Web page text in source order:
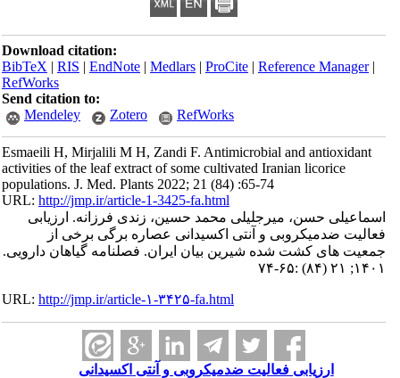
Download citation:
BibTeX|RIS|EndNote|Medlars|ProCite|Reference Manager
RefWorks
Send citation to:
Mendeley
Zotero RefWorks
Esmaeili H, Mirjalili M H, Zandi F. Antimicrobial and antioxidant
activities of the leaf extract of some cultivated Iranian licorice
populations. J. Med. Plants 2022; 21 (84) :65-74
URL:http://jmp.ir/article-1-3425-fa.html
حسن، میرجلیلی محمد حسین، زندی فرزانه. ارزیابی
ضدمیکروبی و آنتی‌ اکسیدانی عصاره برگی برخی از
های کشت شده شیرین‌ بیان ایران. فصلنامه گياهان دارویی.
(۸۴) :۶۵-۷۴
URL:http://jmp.ir/article-۱-۳۴۲۵-fa.html
ارزیابی فعالیت ضدمیکروبی و آنتی‌ اکسیدانی